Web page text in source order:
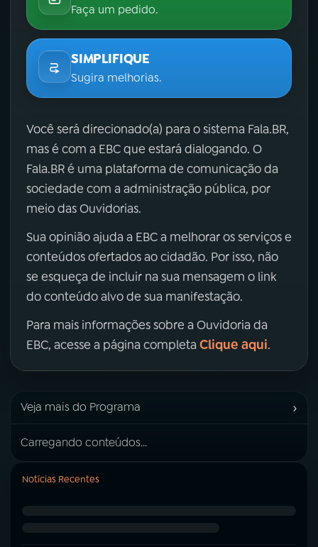
Faça um pedido.
SIMPLIFIQUE
Sugira melhorias.
Você será direcionado(a) para o sistema Fala.BR,
mas é com a EBC que estará dialogando. O
Fala.BR é uma plataforma de comunicação da
sociedade com a administração pública, por
meio das Ouvidorias.
Sua opinião ajuda a EBC a melhorar os serviços e
conteúdos ofertados ao cidadão. Por isso, não
se esqueça de incluir na sua mensagem o link
do conteúdo alvo de sua manifestação.
Para mais informações sobre a Ouvidoria da
EBC, acesse a página completa Clique aqui.
Veja mais do Programa ›
Carregando conteúdos...
Notícias Recentes